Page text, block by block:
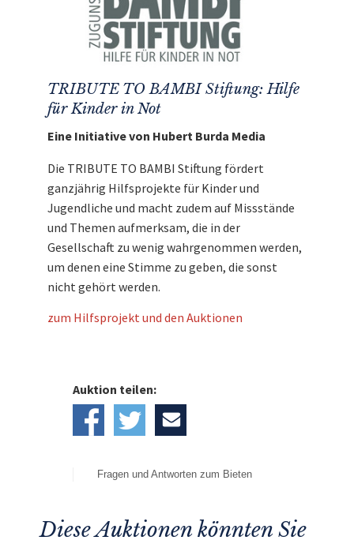
TRIBUTE TO BAMBI Stiftung: Hilfe
für Kinder in Not
Eine Initiative von Hubert Burda Media
Die TRIBUTE TO BAMBI Stiftung fördert
ganzjährig Hilfsprojekte für Kinder und
Jugendliche und macht zudem auf Missstände
und Themen aufmerksam, die in der
Gesellschaft zu wenig wahrgenommen werden,
um denen eine Stimme zu geben, die sonst
nicht gehört werden.
zum Hilfsprojekt und den Auktionen
Auktion teilen:
Fragen und Antworten zum Bieten
Diese Auktionen könnten Sie